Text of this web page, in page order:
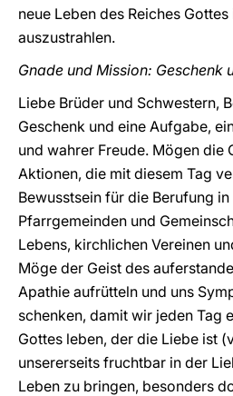
neue Leben des Reiches
auszustrahlen.
Gnade und Mission: Geschenk
Liebe Brüder und Schwestern,
Geschenk und eine Aufgabe,
und wahrer Freude. Mögen die
Aktionen, die mit diesem Tag
Bewusstsein für die Berufung
Pfarrgemeinden und
Lebens, kirchlichen Vereinen
Möge der Geist des
Apathie aufrütteln und uns
schenken, damit wir jeden Tag
Gottes leben, der die Liebe ist
unsererseits fruchtbar in der
Leben zu bringen, besonders